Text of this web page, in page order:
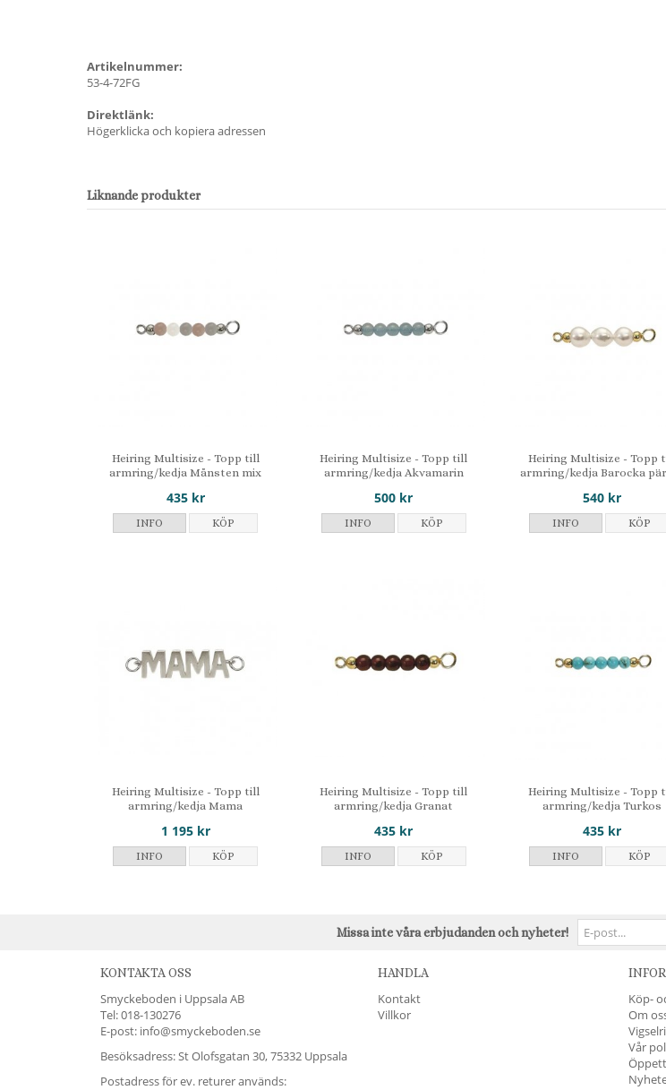
Artikelnummer:
53-4-72FG
Direktlänk:
Högerklicka och kopiera adressen
Liknande produkter
Heiring Multisize - Topp till
armring/kedja Månsten mix
435 kr
INFO KÖP
Heiring Multisize - Topp till
armring/kedja Akvamarin
500 kr
INFO KÖP
Heiring Multisize - Topp
armring/kedja Barocka
540 kr
INFO KÖP
Heiring Multisize - Topp till
armring/kedja Mama
1 195 kr
INFO KÖP
Heiring Multisize - Topp till
armring/kedja Granat
435 kr
INFO KÖP
Heiring Multisize - Topp
armring/kedja Turkos
435 kr
INFO KÖP
Missa inte våra erbjudanden och nyheter!
KONTAKTA OSS
Smyckeboden i Uppsala AB
Tel:018-130276
E-post: info@smyckeboden.se
Besöksadress: St Olofsgatan 30, 75332 Uppsala
Postadress för ev. returer används:
HANDLA
Kontakt
Villkor
Köp-
Om
Vår